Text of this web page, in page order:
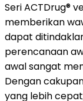
Seri ACTDrug®
memberikan
dapat
perencanaan
awal sangat
Dengan
yang lebih